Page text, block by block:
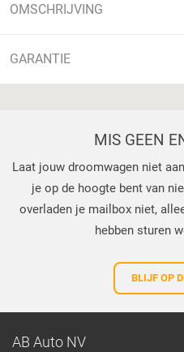
OMSCHRIJVING
GARANTIE
MIS GEEN
Laat jouw droomwagen niet
je op de hoogte bent van
overladen je mailbox niet,
hebben sturen
BLIJF OP
AB Auto NV